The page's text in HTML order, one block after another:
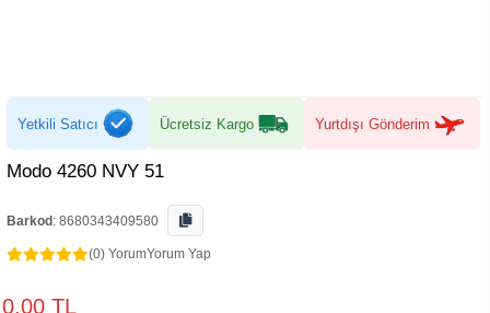
Yetkili Satıcı Ücretsiz Kargo Yurtdışı Gönderim
Modo 4260 NVY 51
Barkod : 8680343409580
(0) YorumYorum Yap
0,00 TL